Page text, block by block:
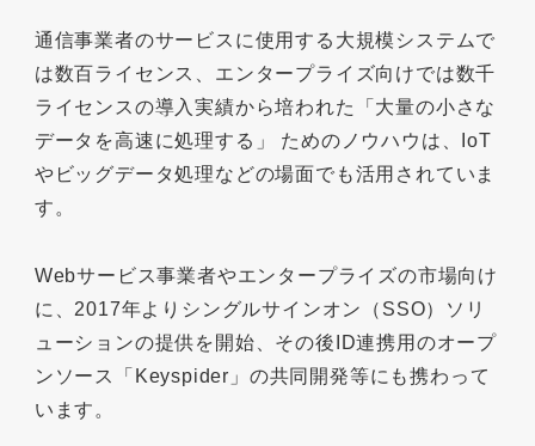
通信事業者のサービスに使用する大規模システムで
は数百ライセンス、エンタープライズ向けでは数千
ライセンスの導入実績から培われた「大量の小さな
データを高速に処理する」 ためのノウハウは、IoT
やビッグデータ処理などの場面でも活用されていま
す。
Webサービス事業者やエンタープライズの市場向け
に、2017年よりシングルサインオン（SSO）ソリ
ューションの提供を開始、その後ID連携用のオープ
ンソース「Keyspider」の共同開発等にも携わって
います。